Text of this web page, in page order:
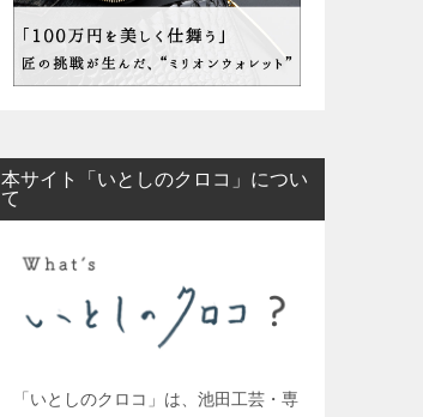
本サイト「いとしのクロコ」につい
て
「いとしのクロコ」は、池田工芸・専